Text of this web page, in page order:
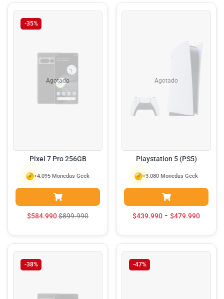
-35%
Agotado
Pixel 7 Pro 256GB
$584.990$899.990
+4.095 Monedas Geek
Agotado
Playstation 5 (PS5)
$439.990 - $479.990
+3.080 Monedas Geek
-38% -47%